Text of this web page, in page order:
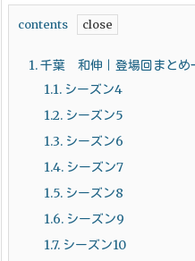
contents
1.千葉 和伸｜登場回まとめ
1.1. シーズン4
1.2. シーズン5
1.3. シーズン6
1.4. シーズン7
1.5. シーズン8
1.6. シーズン9
1.7. シーズン10